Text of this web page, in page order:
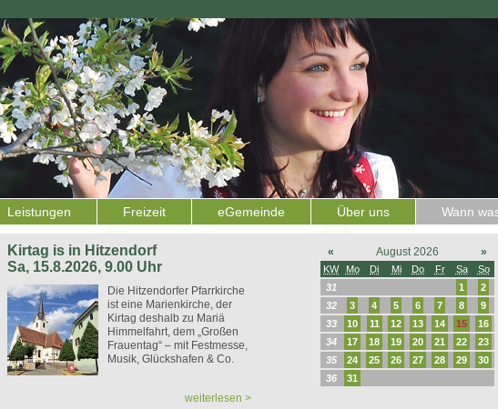
Leistungen Freizeit eGemeinde Über uns Wann
Kirtag is in Hitzendorf
Sa, 15.8.2026, 9.00 Uhr
Die Hitzendorfer Pfarrkirche
ist eine Marienkirche, der
Kirtag deshalb zu Mariä
Himmelfahrt, dem „Großen
Frauentag“ – mit Festmesse,
Musik, Glückshafen & Co.
weiterlesen >
« August 2026 »
KW Mo Di Mi Do Fr Sa
So
31
1
2
32
3 4 5 6 7 8
9
33
10 11 12 13 14 15
16
34
17 18 19 20 21 22
23
35
24 25 26 27 28 29
30
36
31